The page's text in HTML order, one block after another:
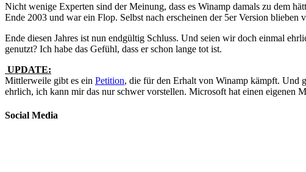
Nicht wenige Experten sind der Meinung, dass es Winamp damals zu dem
Ende 2003 und war ein Flop. Selbst nach erscheinen der 5er Version blieben
Ende diesen Jahres ist nun endgültig Schluss. Und seien wir doch einmal
genutzt? Ich habe das Gefühl, dass er schon lange tot ist.
UPDATE:
Mittlerweile gibt es ein Petition, die für den Erhalt von Winamp kämpft. Und
ehrlich, ich kann mir das nur schwer vorstellen. Microsoft hat einen eigenen
Social Media